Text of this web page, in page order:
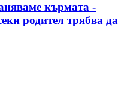
кърмата -
родител трябва да